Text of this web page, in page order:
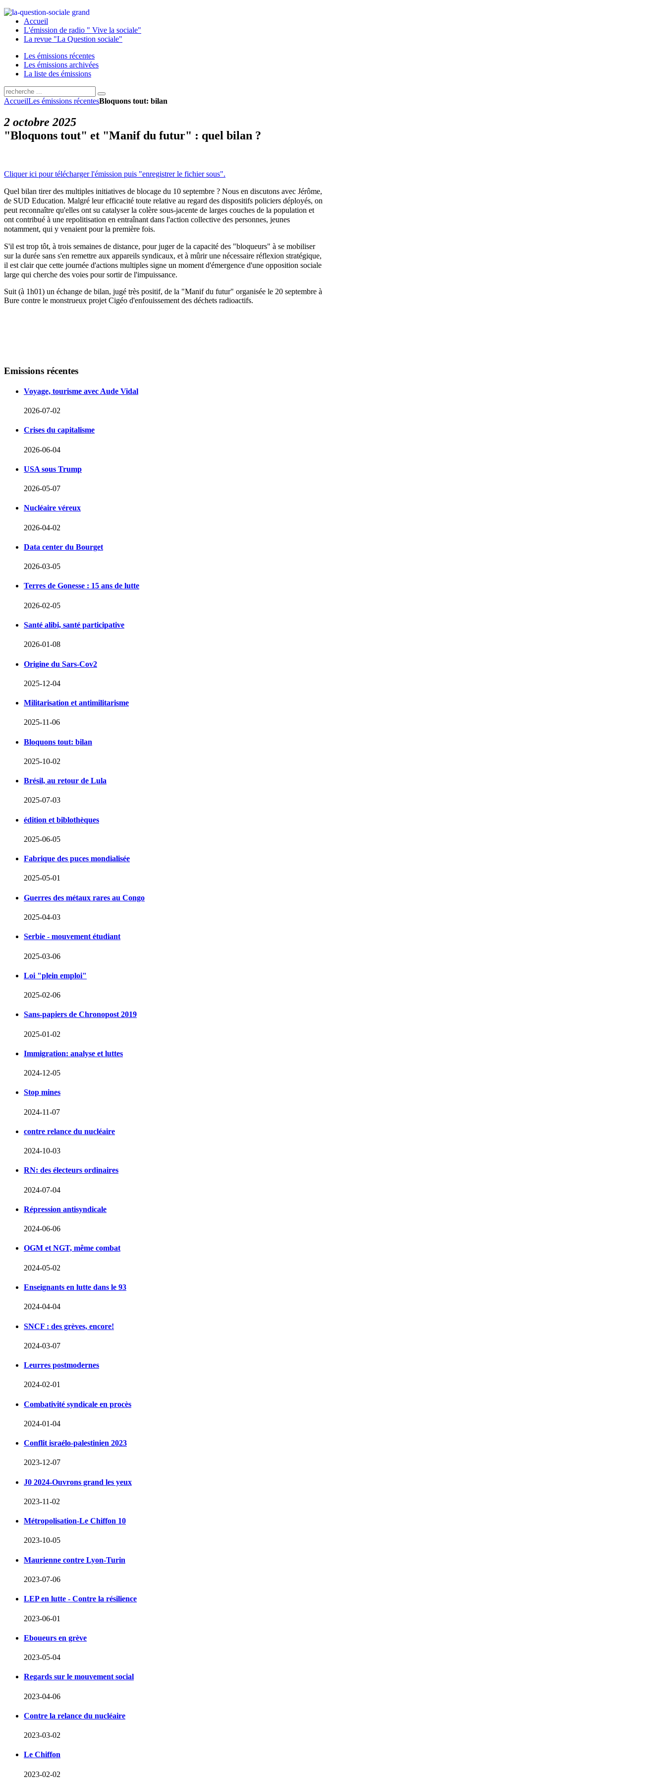
Accueil
L'émission de radio " Vive la sociale"
La revue "La Question sociale"
Les émissions récentes
Les émissions archivées
La liste des émissions
AccueilLes émissions récentesBloquons tout: bilan
2 octobre 2025
"Bloquons tout" et "Manif du futur" : quel bilan ?
Cliquer ici pour télécharger l'émission puis "enregistrer le fichier sous".
Quel bilan tirer des multiples initiatives de blocage du 10 septembre ? Nous en discutons avec Jérôme,
de SUD Education. Malgré leur efficacité toute relative au regard des dispositifs policiers déployés, on
peut reconnaître qu'elles ont su catalyser la colère sous-jacente de larges couches de la population et
ont contribué à une repolitisation en entraînant dans l'action collective des personnes, jeunes
notamment, qui y venaient pour la première fois.
S'il est trop tôt, à trois semaines de distance, pour juger de la capacité des "bloqueurs" à se mobiliser
sur la durée sans s'en remettre aux appareils syndicaux, et à mûrir une nécessaire réflexion stratégique,
il est clair que cette journée d'actions multiples signe un moment d'émergence d'une opposition sociale
large qui cherche des voies pour sortir de l'impuissance.
Suit (à 1h01) un échange de bilan, jugé très positif, de la "Manif du futur" organisée le 20 septembre à
Bure contre le monstrueux projet Cigéo d'enfouissement des déchets radioactifs.
Emissions récentes
Voyage, tourisme avec Aude Vidal
2026-07-02
Crises du capitalisme
2026-06-04
USA sous Trump
2026-05-07
Nucléaire véreux
2026-04-02
Data center du Bourget
2026-03-05
Terres de Gonesse : 15 ans de lutte
2026-02-05
Santé alibi, santé participative
2026-01-08
Origine du Sars-Cov2
2025-12-04
Militarisation et antimilitarisme
2025-11-06
Bloquons tout: bilan
2025-10-02
Brésil, au retour de Lula
2025-07-03
édition et biblothèques
2025-06-05
Fabrique des puces mondialisée
2025-05-01
Guerres des métaux rares au Congo
2025-04-03
Serbie - mouvement étudiant
2025-03-06
Loi "plein emploi"
2025-02-06
Sans-papiers de Chronopost 2019
2025-01-02
Immigration: analyse et luttes
2024-12-05
Stop mines
2024-11-07
contre relance du nucléaire
2024-10-03
RN: des électeurs ordinaires
2024-07-04
Répression antisyndicale
2024-06-06
OGM et NGT, même combat
2024-05-02
Enseignants en lutte dans le 93
2024-04-04
SNCF : des grèves, encore!
2024-03-07
Leurres postmodernes
2024-02-01
Combativité syndicale en procès
2024-01-04
Conflit israélo-palestinien 2023
2023-12-07
J0 2024-Ouvrons grand les yeux
2023-11-02
Métropolisation-Le Chiffon 10
2023-10-05
Maurienne contre Lyon-Turin
2023-07-06
LEP en lutte - Contre la résilience
2023-06-01
Eboueurs en grève
2023-05-04
Regards sur le mouvement social
2023-04-06
Contre la relance du nucléaire
2023-03-02
Le Chiffon
2023-02-02